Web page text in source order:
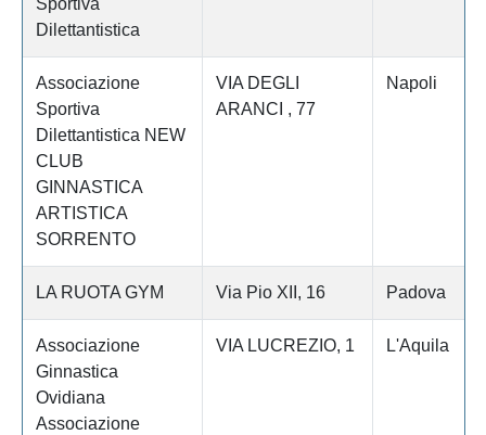
Sportiva
Dilettantistica
Associazione
Sportiva
Dilettantistica NEW
CLUB
GINNASTICA
ARTISTICA
SORRENTO
VIA DEGLI
ARANCI , 77
Napoli
LA RUOTA GYM Via Pio XII, 16 Padova
Associazione
Ginnastica
Ovidiana
Associazione
VIA LUCREZIO, 1 L'Aquila